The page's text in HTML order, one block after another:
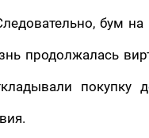
бум
продолжалась
покупку